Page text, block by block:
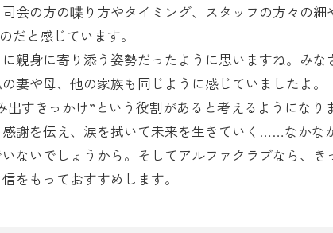
会の方の喋り方やタイミング、スタッフの方々の細
と感じています。
親身に寄り添う姿勢だったように思いますね。みな
妻や母、他の家族も同じように感じていましたよ。
すきっかけ”という役割があると考えるようになり
謝を伝え、涙を拭いて未来を生きていく……なかな
ないでしょうから。そしてアルファクラブなら、き
をもっておすすめします。